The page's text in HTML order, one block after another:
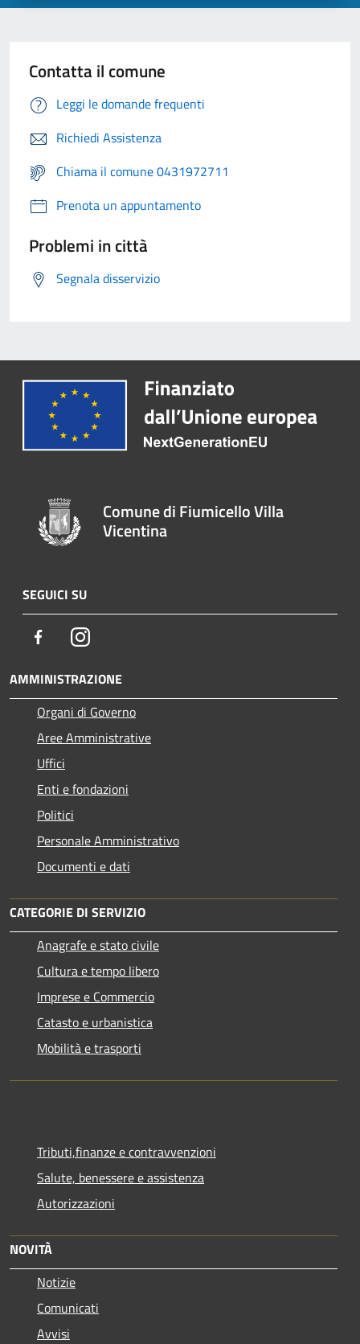
Contatta il comune
Leggi le domande frequenti
Richiedi Assistenza
Chiama il comune 0431972711
Prenota un appuntamento
Problemi in città
Segnala disservizio
Comune di Fiumicello Villa
Vicentina
SEGUICI SU
FacebookInstagram
AMMINISTRAZIONE
Organi di Governo
Aree Amministrative
Uffici
Enti e fondazioni
Politici
Personale Amministrativo
Documenti e dati
CATEGORIE DI SERVIZIO
Anagrafe e stato civile
Cultura e tempo libero
Imprese e Commercio
Catasto e urbanistica
Mobilità e trasporti
Tributi,finanze e contravvenzioni
Salute, benessere e assistenza
Autorizzazioni
NOVITÀ
Notizie
Comunicati
Avvisi